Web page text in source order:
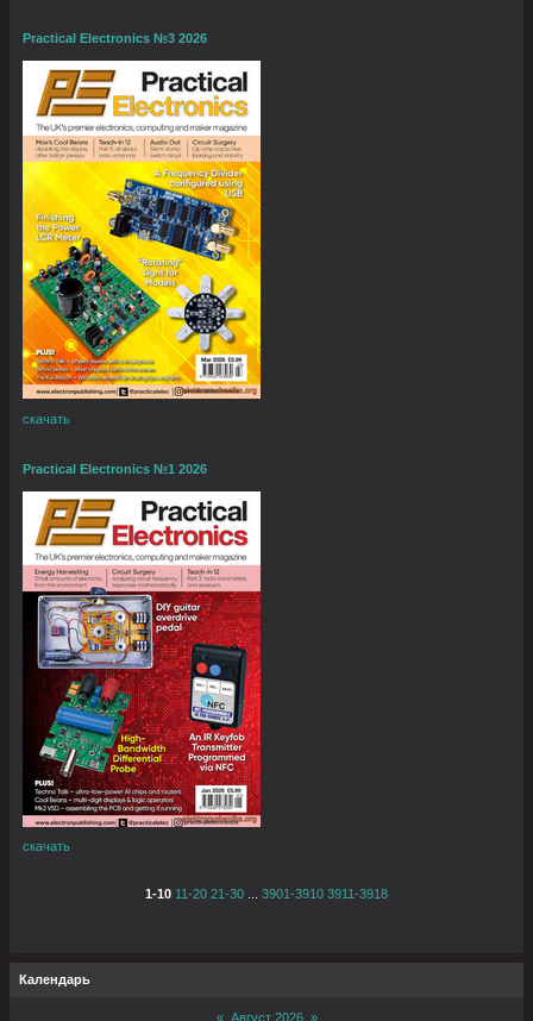
Practical Electronics №3 2026
скачать
Practical Electronics №1 2026
скачать
1-10 11-20 21-30 3901-3910 3911-3918
Календарь
« Август 2026 »